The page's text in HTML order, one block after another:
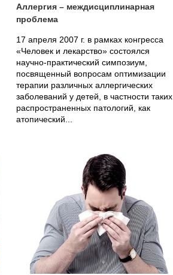
Аллергия – междисциплинарная
проблема
17 апреля 2007 г. в рамках конгресса
«Человек и лекарство» состоялся
научно-практический симпозиум,
посвященный вопросам оптимизации
терапии различных аллергических
заболеваний у детей, в частности таких
распространенных патологий, как
атопический...